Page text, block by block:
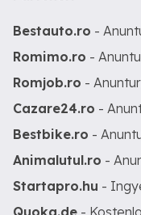
Bestauto.ro -
Romimo.ro -
Romjob.ro -
Cazare24.ro -
Bestbike.ro -
Animalutul.ro -
Startapro.hu -
Quoka.de -